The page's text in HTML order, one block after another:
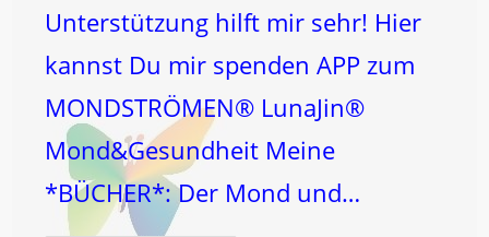
Unterstützung hilft mir sehr! Hier
kannst Du mir spenden APP zum
MONDSTRÖMEN® LunaJin®
Mond&Gesundheit Meine
*BÜCHER*: Der Mond und…